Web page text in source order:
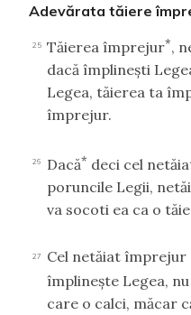
Adevărata tăiere
25 Tăierea împrejur*,
dacă împlineşti
Legea, tăierea ta
împrejur.
26 Dacă* deci cel
poruncile Legii,
va socoti ea ca o
27
Cel netăiat împrejur
împlineşte Legea,
care o calci, măcar